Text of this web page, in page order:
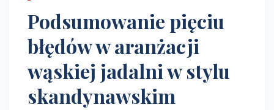
Podsumowanie pięciu
błędów w aranżacji
wąskiej jadalni w stylu
skandynawskim